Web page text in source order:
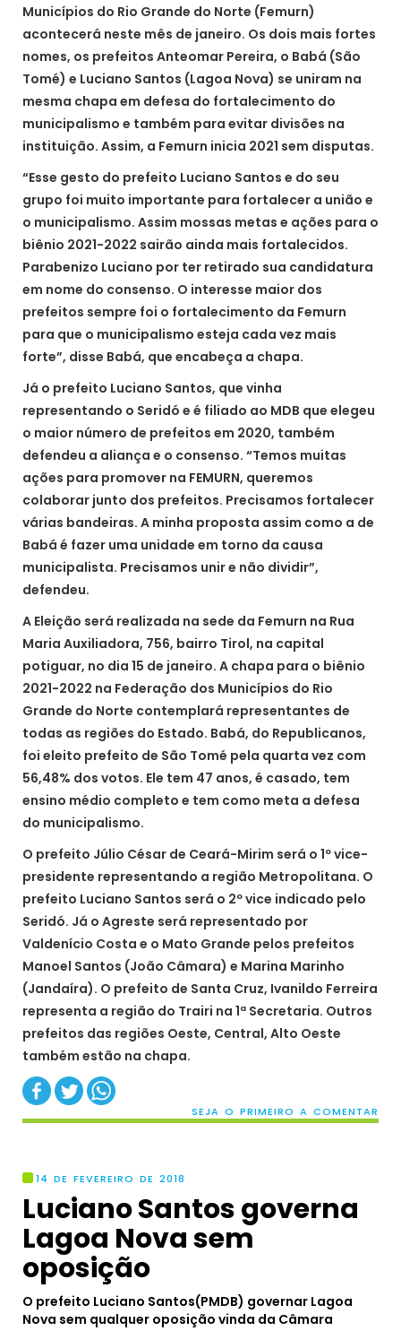
Municípios do Rio Grande do Norte (Femurn)
acontecerá neste mês de janeiro. Os dois mais fortes
nomes, os prefeitos Anteomar Pereira, o Babá (São
Tomé) e Luciano Santos (Lagoa Nova) se uniram na
mesma chapa em defesa do fortalecimento do
municipalismo e também para evitar divisões na
instituição. Assim, a Femurn inicia 2021 sem disputas.
“Esse gesto do prefeito Luciano Santos e do seu
grupo foi muito importante para fortalecer a união e
o municipalismo. Assim mossas metas e ações para o
biênio 2021-2022 sairão ainda mais fortalecidos.
Parabenizo Luciano por ter retirado sua candidatura
em nome do consenso. O interesse maior dos
prefeitos sempre foi o fortalecimento da Femurn
para que o municipalismo esteja cada vez mais
forte”, disse Babá, que encabeça a chapa.
Já o prefeito Luciano Santos, que vinha
representando o Seridó e é filiado ao MDB que elegeu
o maior número de prefeitos em 2020, também
defendeu a aliança e o consenso. “Temos muitas
ações para promover na FEMURN, queremos
colaborar junto dos prefeitos. Precisamos fortalecer
várias bandeiras. A minha proposta assim como a de
Babá é fazer uma unidade em torno da causa
municipalista. Precisamos unir e não dividir”,
defendeu.
A Eleição será realizada na sede da Femurn na Rua
Maria Auxiliadora, 756, bairro Tirol, na capital
potiguar, no dia 15 de janeiro. A chapa para o biênio
2021-2022 na Federação dos Municípios do Rio
Grande do Norte contemplará representantes de
todas as regiões do Estado. Babá, do Republicanos,
foi eleito prefeito de São Tomé pela quarta vez com
56,48% dos votos. Ele tem 47 anos, é casado, tem
ensino médio completo e tem como meta a defesa
do municipalismo.
O prefeito Júlio César de Ceará-Mirim será o 1º vice-
presidente representando a região Metropolitana. O
prefeito Luciano Santos será o 2º vice indicado pelo
Seridó. Já o Agreste será representado por
Valdenício Costa e o Mato Grande pelos prefeitos
Manoel Santos (João Câmara) e Marina Marinho
(Jandaíra). O prefeito de Santa Cruz, Ivanildo Ferreira
representa a região do Trairi na 1ª Secretaria. Outros
prefeitos das regiões Oeste, Central, Alto Oeste
também estão na chapa.
SEJA O PRIMEIRO A COMENTAR
14 DE FEVEREIRO DE 2018
Luciano Santos governa
Lagoa Nova sem
oposição
O prefeito Luciano Santos(PMDB) governar Lagoa
Nova sem qualquer oposição vinda da Câmara